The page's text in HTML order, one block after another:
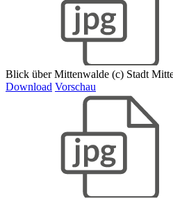
Blick über Mittenwalde (c) Stadt
Download Vorschau